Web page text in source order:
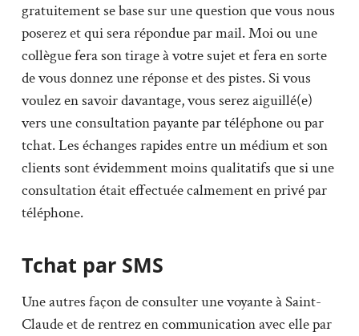
gratuitement se base sur une question que vous nous
poserez et qui sera répondue par mail. Moi ou une
collègue fera son tirage à votre sujet et fera en sorte
de vous donnez une réponse et des pistes. Si vous
voulez en savoir davantage, vous serez aiguillé(e)
vers une consultation payante par téléphone ou par
tchat. Les échanges rapides entre un médium et son
clients sont évidemment moins qualitatifs que si une
consultation était effectuée calmement en privé par
téléphone.
Tchat par SMS
Une autres façon de consulter une voyante à Saint-
Claude et de rentrez en communication avec elle par